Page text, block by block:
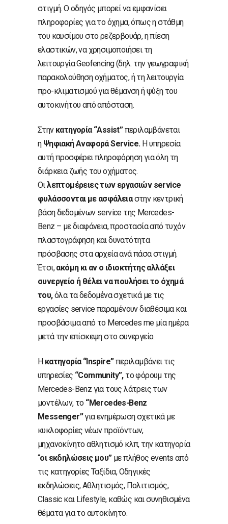
στιγμή. Ο οδηγός μπορεί να εμφανίσει
πληροφορίες για το όχημα, όπως η στάθμη
του καυσίμου στο ρεζερβουάρ, η πίεση
ελαστικών, να χρησιμοποιήσει τη
λειτουργία Geofencing (δηλ. την γεωγραφική
παρακολούθηση οχήματος, ή τη λειτουργία
προ-κλιματισμού για θέμανση ή ψύξη του
αυτοκινήτου από απόσταση.
Στην κατηγορία “Assist”περιλαμβάνεται
η Ψηφιακή Αναφορά Service. Η υπηρεσία
αυτή προσφέρει πληροφόρηση για όλη τη
διάρκεια ζωής του οχήματος.
Οιλεπτομέρειες των εργασιών service
φυλάσσονται με ασφάλειαστην κεντρική
βάση δεδομένων service της Mercedes-
Benz – με διαφάνεια, προστασία από τυχόν
πλαστογράφηση και δυνατότητα
πρόσβασης στα αρχεία ανά πάσα στιγμή.
Έτσι,ακόμη κι αν ο ιδιοκτήτης αλλάξει
συνεργείο ή θέλει να πουλήσει το όχημά
του,όλα τα δεδομένα σχετικά με τις
εργασίες service παραμένουν διαθέσιμα και
προσβάσιμα από το Mercedes me μία ημέρα
μετά την επίσκεψη στο συνεργείο.
Η κατηγορία “Inspire”περιλαμβάνει τις
υπηρεσίες “Community”, το φόρουμ της
Mercedes-Benz για τους λάτρεις των
μοντέλων, το “Mercedes-Benz
Messenger”για ενημέρωση σχετικά με
κυκλοφορίες νέων προϊόντων,
μηχανοκίνητο αθλητισμό κλπ, την κατηγορία
“οι εκδηλώσεις μου” με πλήθος events από
τις κατηγορίες Ταξίδια, Οδηγικές
εκδηλώσεις, Αθλητισμός, Πολιτισμός,
Classic και Lifestyle, καθώς και συνηθισμένα
θέματα για το αυτοκίνητο.